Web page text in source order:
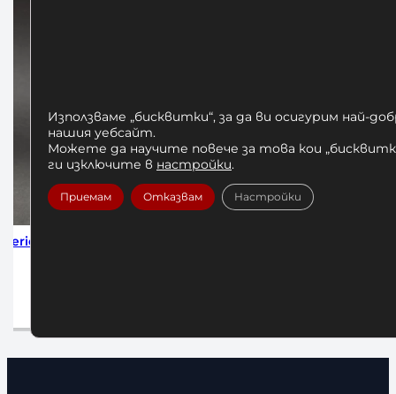
Използваме „бисквитки“, за да ви осигурим най-
нашия уебсайт.
Можете да научите повече за това кои
ги изключите в настройки.
Приемам Отказвам Настройки